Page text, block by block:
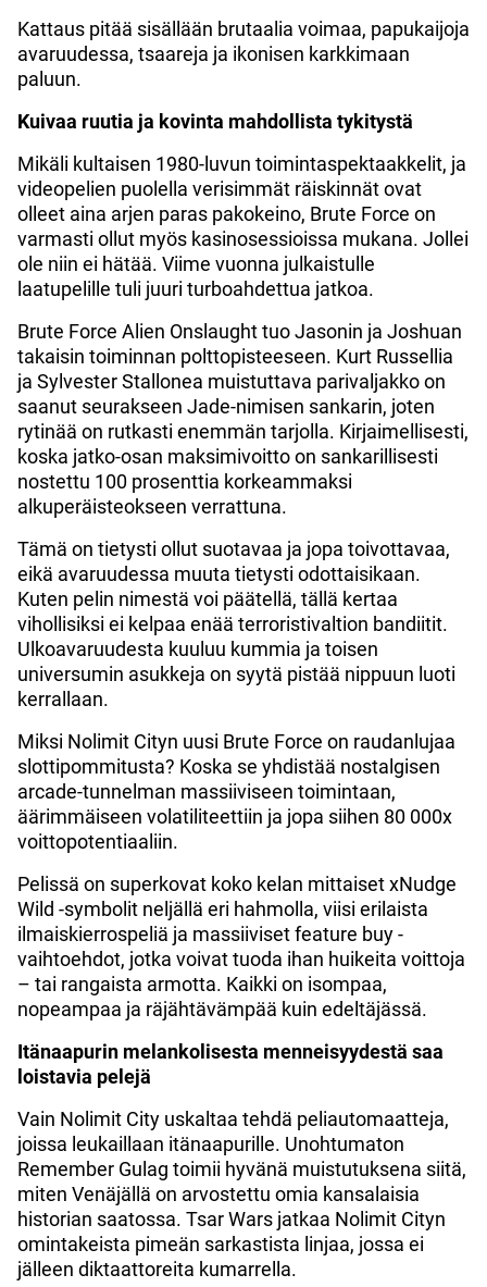
Kattaus pitää sisällään brutaalia voimaa, papukaijoja
avaruudessa, tsaareja ja ikonisen karkkimaan
paluun.
Kuivaa ruutia ja kovinta mahdollista tykitystä
Mikäli kultaisen 1980-luvun toimintaspektaakkelit, ja
videopelien puolella verisimmät räiskinnät ovat
olleet aina arjen paras pakokeino, Brute Force on
varmasti ollut myös kasinosessioissa mukana. Jollei
ole niin ei hätää. Viime vuonna julkaistulle
laatupelille tuli juuri turboahdettua jatkoa.
Brute Force Alien Onslaught tuo Jasonin ja Joshuan
takaisin toiminnan polttopisteeseen. Kurt Russellia
ja Sylvester Stallonea muistuttava parivaljakko on
saanut seurakseen Jade-nimisen sankarin, joten
rytinää on rutkasti enemmän tarjolla. Kirjaimellisesti,
koska jatko-osan maksimivoitto on sankarillisesti
nostettu 100 prosenttia korkeammaksi
alkuperäisteokseen verrattuna.
Tämä on tietysti ollut suotavaa ja jopa toivottavaa,
eikä avaruudessa muuta tietysti odottaisikaan.
Kuten pelin nimestä voi päätellä, tällä kertaa
vihollisiksi ei kelpaa enää terroristivaltion bandiitit.
Ulkoavaruudesta kuuluu kummia ja toisen
universumin asukkeja on syytä pistää nippuun luoti
kerrallaan.
Miksi Nolimit Cityn uusi Brute Force on raudanlujaa
slottipommitusta? Koska se yhdistää nostalgisen
arcade-tunnelman massiiviseen toimintaan,
äärimmäiseen volatiliteettiin ja jopa siihen 80 000x
voittopotentiaaliin.
Pelissä on superkovat koko kelan mittaiset xNudge
Wild -symbolit neljällä eri hahmolla, viisi erilaista
ilmaiskierrospeliä ja massiiviset feature buy -
vaihtoehdot, jotka voivat tuoda ihan huikeita voittoja
– tai rangaista armotta. Kaikki on isompaa,
nopeampaa ja räjähtävämpää kuin edeltäjässä.
Itänaapurin melankolisesta menneisyydestä saa
loistavia pelejä
Vain Nolimit City uskaltaa tehdä peliautomaatteja,
joissa leukaillaan itänaapurille. Unohtumaton
Remember Gulag toimii hyvänä muistutuksena siitä,
miten Venäjällä on arvostettu omia kansalaisia
historian saatossa. Tsar Wars jatkaa Nolimit Cityn
omintakeista pimeän sarkastista linjaa, jossa ei
jälleen diktaattoreita kumarrella.